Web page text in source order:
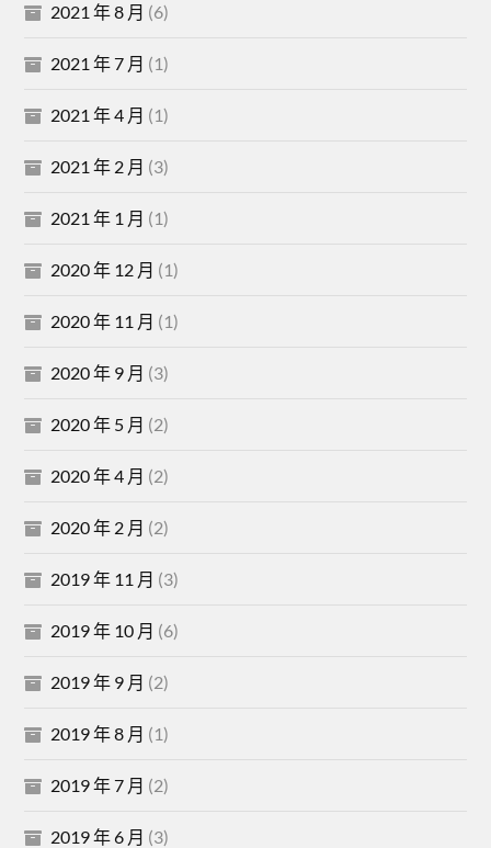
2021 年 8 月 (6)
2021 年 7 月 (1)
2021 年 4 月 (1)
2021 年 2 月 (3)
2021 年 1 月 (1)
2020 年 12 月 (1)
2020 年 11 月 (1)
2020 年 9 月 (3)
2020 年 5 月 (2)
2020 年 4 月 (2)
2020 年 2 月 (2)
2019 年 11 月 (3)
2019 年 10 月 (6)
2019 年 9 月 (2)
2019 年 8 月 (1)
2019 年 7 月 (2)
2019 年 6 月 (3)